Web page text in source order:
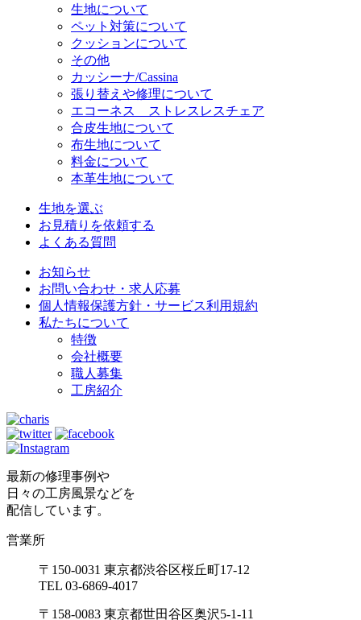
生地について
ペット対策について
クッションについて
その他
カッシーナ/Cassina
張り替えや修理について
エコーネス ストレスレスチェア
合皮生地について
布生地について
料金について
本革生地について
生地を選ぶ
お見積りを依頼する
よくある質問
お知らせ
お問い合わせ・求人応募
個人情報保護方針・サービス利用規約
私たちについて
特徴
会社概要
職人募集
工房紹介
最新の修理事例や
日々の工房風景などを
配信しています。
営業所
〒150-0031 東京都渋谷区桜丘町17-12
TEL 03-6869-4017
〒158-0083 東京都世田谷区奥沢5-1-11